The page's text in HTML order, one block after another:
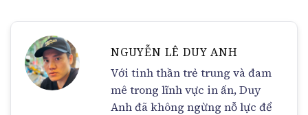
NGUYỄN LÊ DUY ANH
Với tinh thần trẻ trung và đam
mê trong lĩnh vực in ấn, Duy
Anh đã không ngừng nỗ lực để